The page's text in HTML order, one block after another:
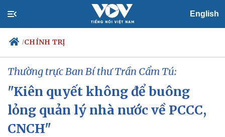
English
/CHÍNH TRỊ
Chính trị
Đảng
Tổ chức nhân sự
Quốc hội
Xã hội
Tin 24h
Thường trực Ban Bí thư Trần Cẩm Tú:
"Kiên quyết không để buông
lỏng quản lý nhà nước về PCCC,
CNCH"